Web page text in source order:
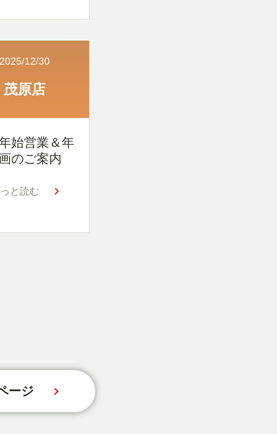
茂原店
2025/12/30
始営業＆年
のご案内
と読む
ージ